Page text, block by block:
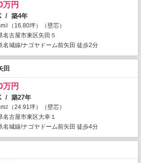
万円
/ 築4年
2
（16.80坪）（壁芯）
名古屋市東区矢田５
名城線/ナゴヤドーム前矢田 徒歩2分
田
万円
/ 築27年
2
（24.91坪）（壁芯）
名古屋市東区大幸１
名城線/ナゴヤドーム前矢田 徒歩4分